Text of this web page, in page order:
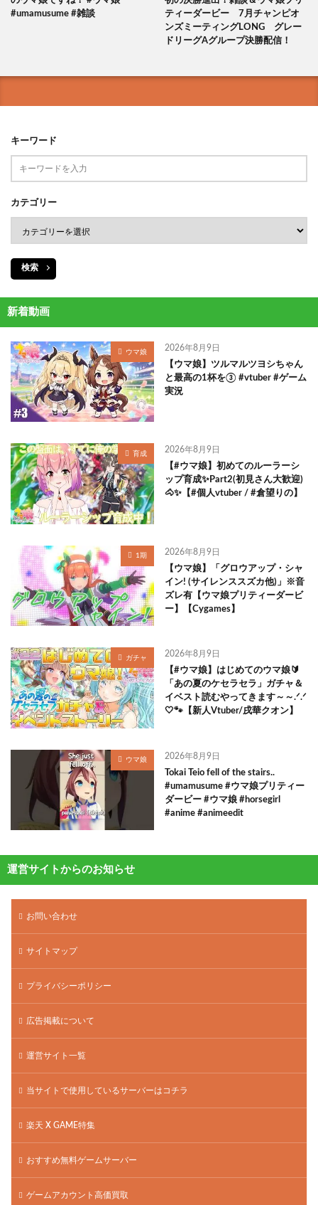
#umamusume #雑談
ティーダービー 7月チャンピオ
ンズミーティングLONG グレー
ドリーグAグループ決勝配信！
キーワード
カテゴリー
検索
新着動画
ウマ娘 2026年8月9日
【ウマ娘】ツルマルツヨシちゃん
と最高の1杯を③ #vtuber #ゲーム
実況
育成 2026年8月9日
【#ウマ娘】初めてのルーラーシ
ップ育成✨Part2(初見さん大歓迎)
🐴✨【#個人vtuber / #倉望りの】
1期 2026年8月9日
【ウマ娘】「グロウアップ・シャ
イン! (サイレンススズカ他)」※音
ズレ有【ウマ娘プリティーダービ
ー】【Cygames】
ガチャ 2026年8月9日
【#ウマ娘】はじめてのウマ娘🔰
「あの夏のケセラセラ」ガチャ＆
イベスト読むやってきます～～.ᐟ.ᐟ
🤍🐾【新人Vtuber/戌華クオン】
ウマ娘 2026年8月9日
Tokai Teio fell of the stairs..
#umamusume #ウマ娘プリティー
ダービー #ウマ娘 #horsegirl
#anime #animeedit
運営サイトからのお知らせ
お問い合わせ
サイトマップ
プライバシーポリシー
広告掲載について
運営サイト一覧
当サイトで使用しているサーバーはコチラ
楽天 X GAME特集
おすすめ無料ゲームサーバー
ゲームアカウント高価買取